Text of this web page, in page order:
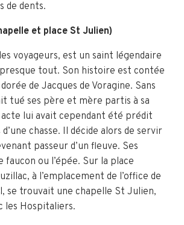
de dents.
et place St Julien)
voyageurs, est un saint légendaire
tout. Son histoire est contée
de Jacques de Voragine. Sans
tué ses père et mère partis à sa
lui avait cependant été prédit
chasse. Il décide alors de servir
passeur d’un fleuve. Ses
ou l’épée. Sur la place
à l’emplacement de l’office de
se trouvait une chapelle St Julien,
les Hospitaliers.